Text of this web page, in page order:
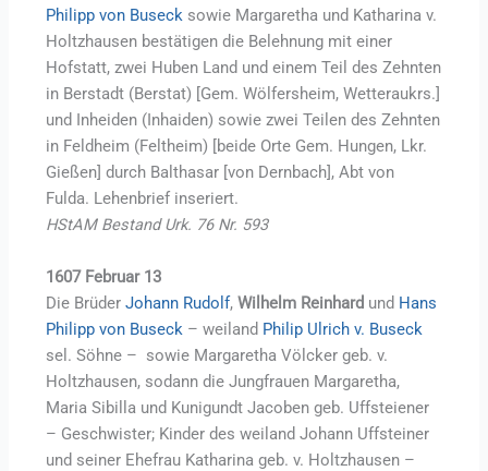
Philipp von Buseck sowie Margaretha und Katharina v.
Holtzhausen bestätigen die Belehnung mit einer
Hofstatt, zwei Huben Land und einem Teil des Zehnten
in Berstadt (Berstat) [Gem. Wölfersheim, Wetteraukrs.]
und Inheiden (Inhaiden) sowie zwei Teilen des Zehnten
in Feldheim (Feltheim) [beide Orte Gem. Hungen, Lkr.
Gießen] durch Balthasar [von Dernbach], Abt von
Fulda. Lehenbrief inseriert.
HStAM Bestand Urk. 76 Nr. 593
1607 Februar 13
Die BrüderJohann Rudolf,Wilhelm Reinhard und Hans
Philipp von Buseck – weiland Philip Ulrich v. Buseck
sel. Söhne – sowie Margaretha Völcker geb. v.
Holtzhausen, sodann die Jungfrauen Margaretha,
Maria Sibilla und Kunigundt Jacoben geb. Uffsteiener
– Geschwister; Kinder des weiland Johann Uffsteiner
und seiner Ehefrau Katharina geb. v. Holtzhausen –